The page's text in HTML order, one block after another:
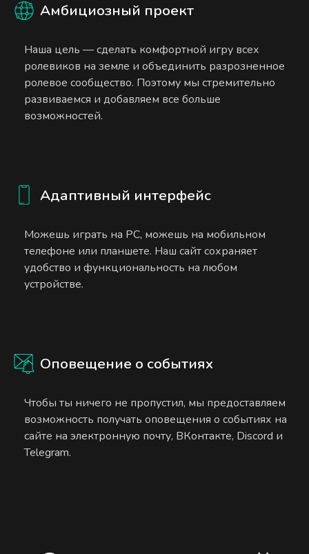
Амбициозный проект
Наша цель — сделать комфортной игру всех
ролевиков на земле и объединить разрозненное
ролевое сообщество. Поэтому мы стремительно
развиваемся и добавляем все больше
возможностей.
Адаптивный интерфейс
Можешь играть на PC, можешь на мобильном
телефоне или планшете. Наш сайт сохраняет
удобство и функциональность на любом
устройстве.
Оповещение о событиях
Чтобы ты ничего не пропустил, мы предоставляем
возможность получать оповещения о событиях на
сайте на электронную почту, ВКонтакте, Discord и
Telegram.